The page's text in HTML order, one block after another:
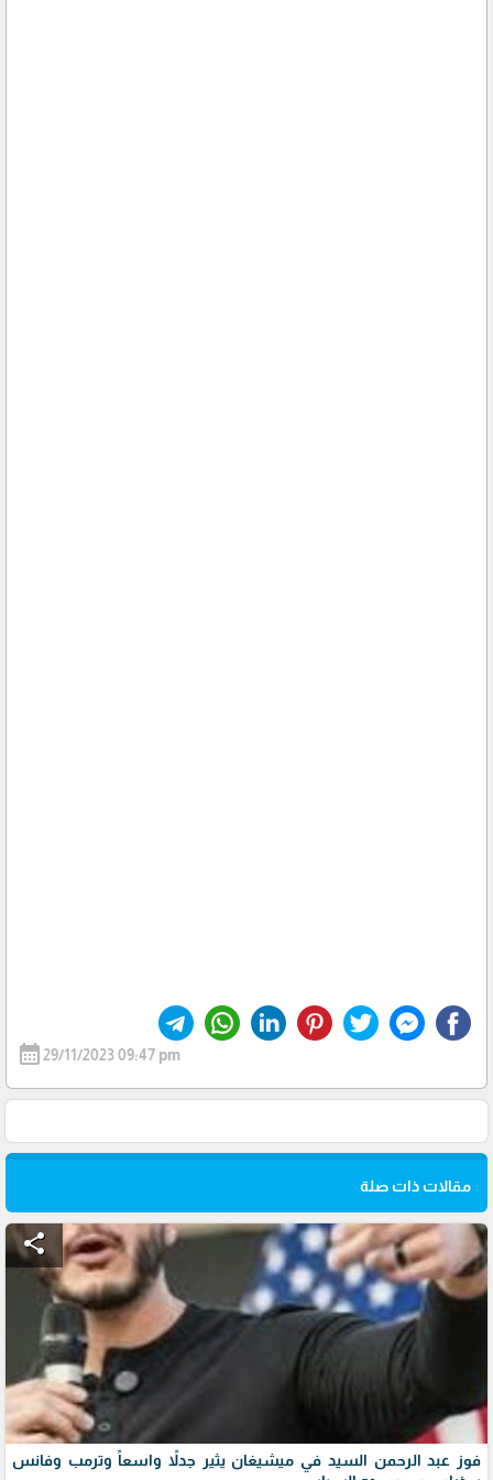
calendar_month29/11/2023 09:47 pm
مقالات ذات صلة
share
فوز عبد الرحمن السيد في ميشيغان يثير جدلاً واسعاً وترمب وفانس